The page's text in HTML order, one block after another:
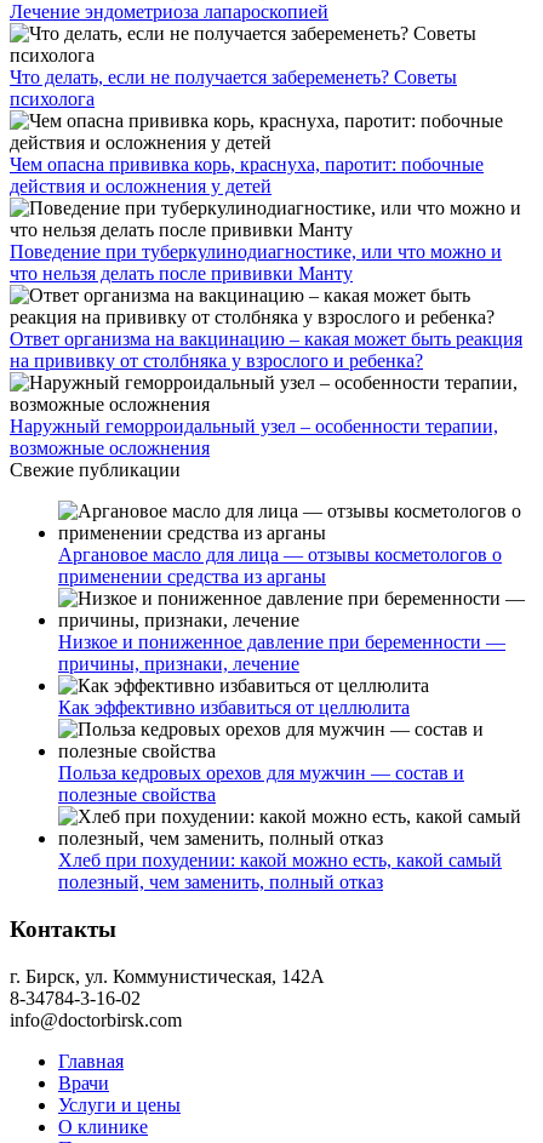
Лечение эндометриоза лапароскопией
Что делать, если не получается забеременеть? Советы
психолога
Чем опасна прививка корь, краснуха, паротит: побочные
действия и осложнения у детей
Поведение при туберкулинодиагностике, или что можно и
что нельзя делать после прививки Манту
Ответ организма на вакцинацию – какая может быть реакция
на прививку от столбняка у взрослого и ребенка?
Наружный геморроидальный узел – особенности терапии,
возможные осложнения
Свежие публикации
Аргановое масло для лица — отзывы косметологов о
применении средства из арганы
Низкое и пониженное давление при беременности —
причины, признаки, лечение
Как эффективно избавиться от целлюлита
Польза кедровых орехов для мужчин — состав и
полезные свойства
Хлеб при похудении: какой можно есть, какой самый
полезный, чем заменить, полный отказ
Контакты
г. Бирск, ул. Коммунистическая, 142А
8-34784-3-16-02
info@doctorbirsk.com
Главная
Врачи
Услуги и цены
О клинике